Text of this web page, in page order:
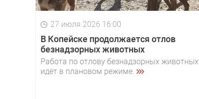
27 июля 2026 16:00
В Копейске продолжается отлов
безнадзорных животных
Работа по отлову безнадзорных животных
идёт в плановом режиме.